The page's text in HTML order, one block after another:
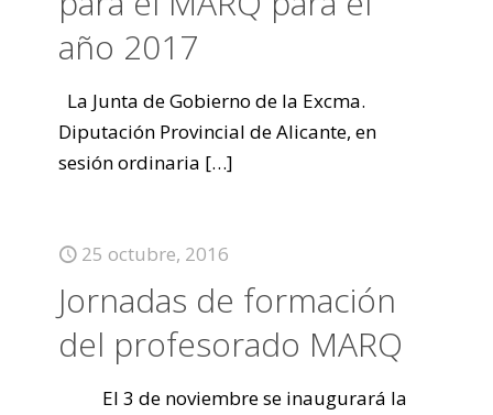
año 2017
La Junta de Gobierno de la Excma.
Diputación Provincial de Alicante, en
sesión ordinaria […]
25 octubre, 2016
Jornadas de formación
del profesorado MARQ
El 3 de noviembre se inaugurará la